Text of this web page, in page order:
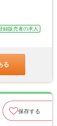
録販売者の求人
る
保存する